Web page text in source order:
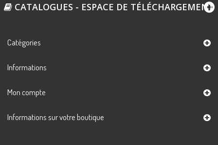
CATALOGUES - ESPACE DE TÉLÉCHARGEMENT
Catégories
Informations
Mon compte
Informations sur votre boutique